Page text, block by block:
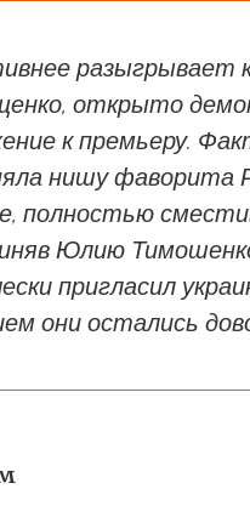
открыто
к премьеру.
нишу фаворита
полностью
Юлию
пригласил
они остались